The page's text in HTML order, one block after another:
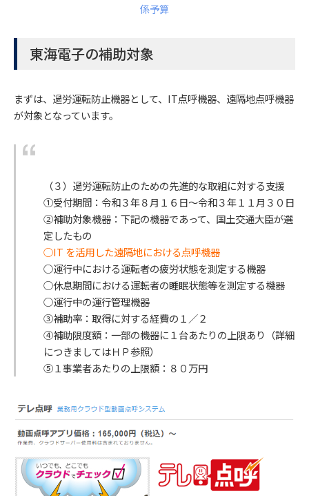
係予算
東海電子の補助対象
まずは、過労運転防止機器として、IT点呼機器、遠隔地点呼機器
が対象となっています。
（３）過労運転防止のための先進的な取組に対する支援
①受付期間：令和３年８月１６日～令和３年１１月３０日
②補助対象機器：下記の機器であって、国土交通大臣が選
定したもの
○IT を活用した遠隔地における点呼機器
○運行中における運転者の疲労状態を測定する機器
○休息期間における運転者の睡眠状態等を測定する機器
○運行中の運行管理機器
③補助率：取得に対する経費の１／２
④補助限度額：一部の機器に１台あたりの上限あり（詳細
につきましてはＨＰ参照）
⑤１事業者あたりの上限額：８０万円